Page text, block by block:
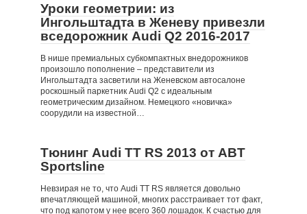
Уроки геометрии: из
Ингольштадта в Женеву привезли
вседорожник Audi Q2 2016-2017
В нише премиальных субкомпактных внедорожников
произошло пополнение – представители из
Ингольштадта засветили на Женевском автосалоне
роскошный паркетник Audi Q2 с идеальным
геометрическим дизайном. Немецкого «новичка»
соорудили на известной…
Тюнинг Audi TT RS 2013 от ABT
Sportsline
Невзирая не то, что Audi TT RS является довольно
впечатляющей машиной, многих расстраивает тот факт,
что под капотом у нее всего 360 лошадок. К счастью для